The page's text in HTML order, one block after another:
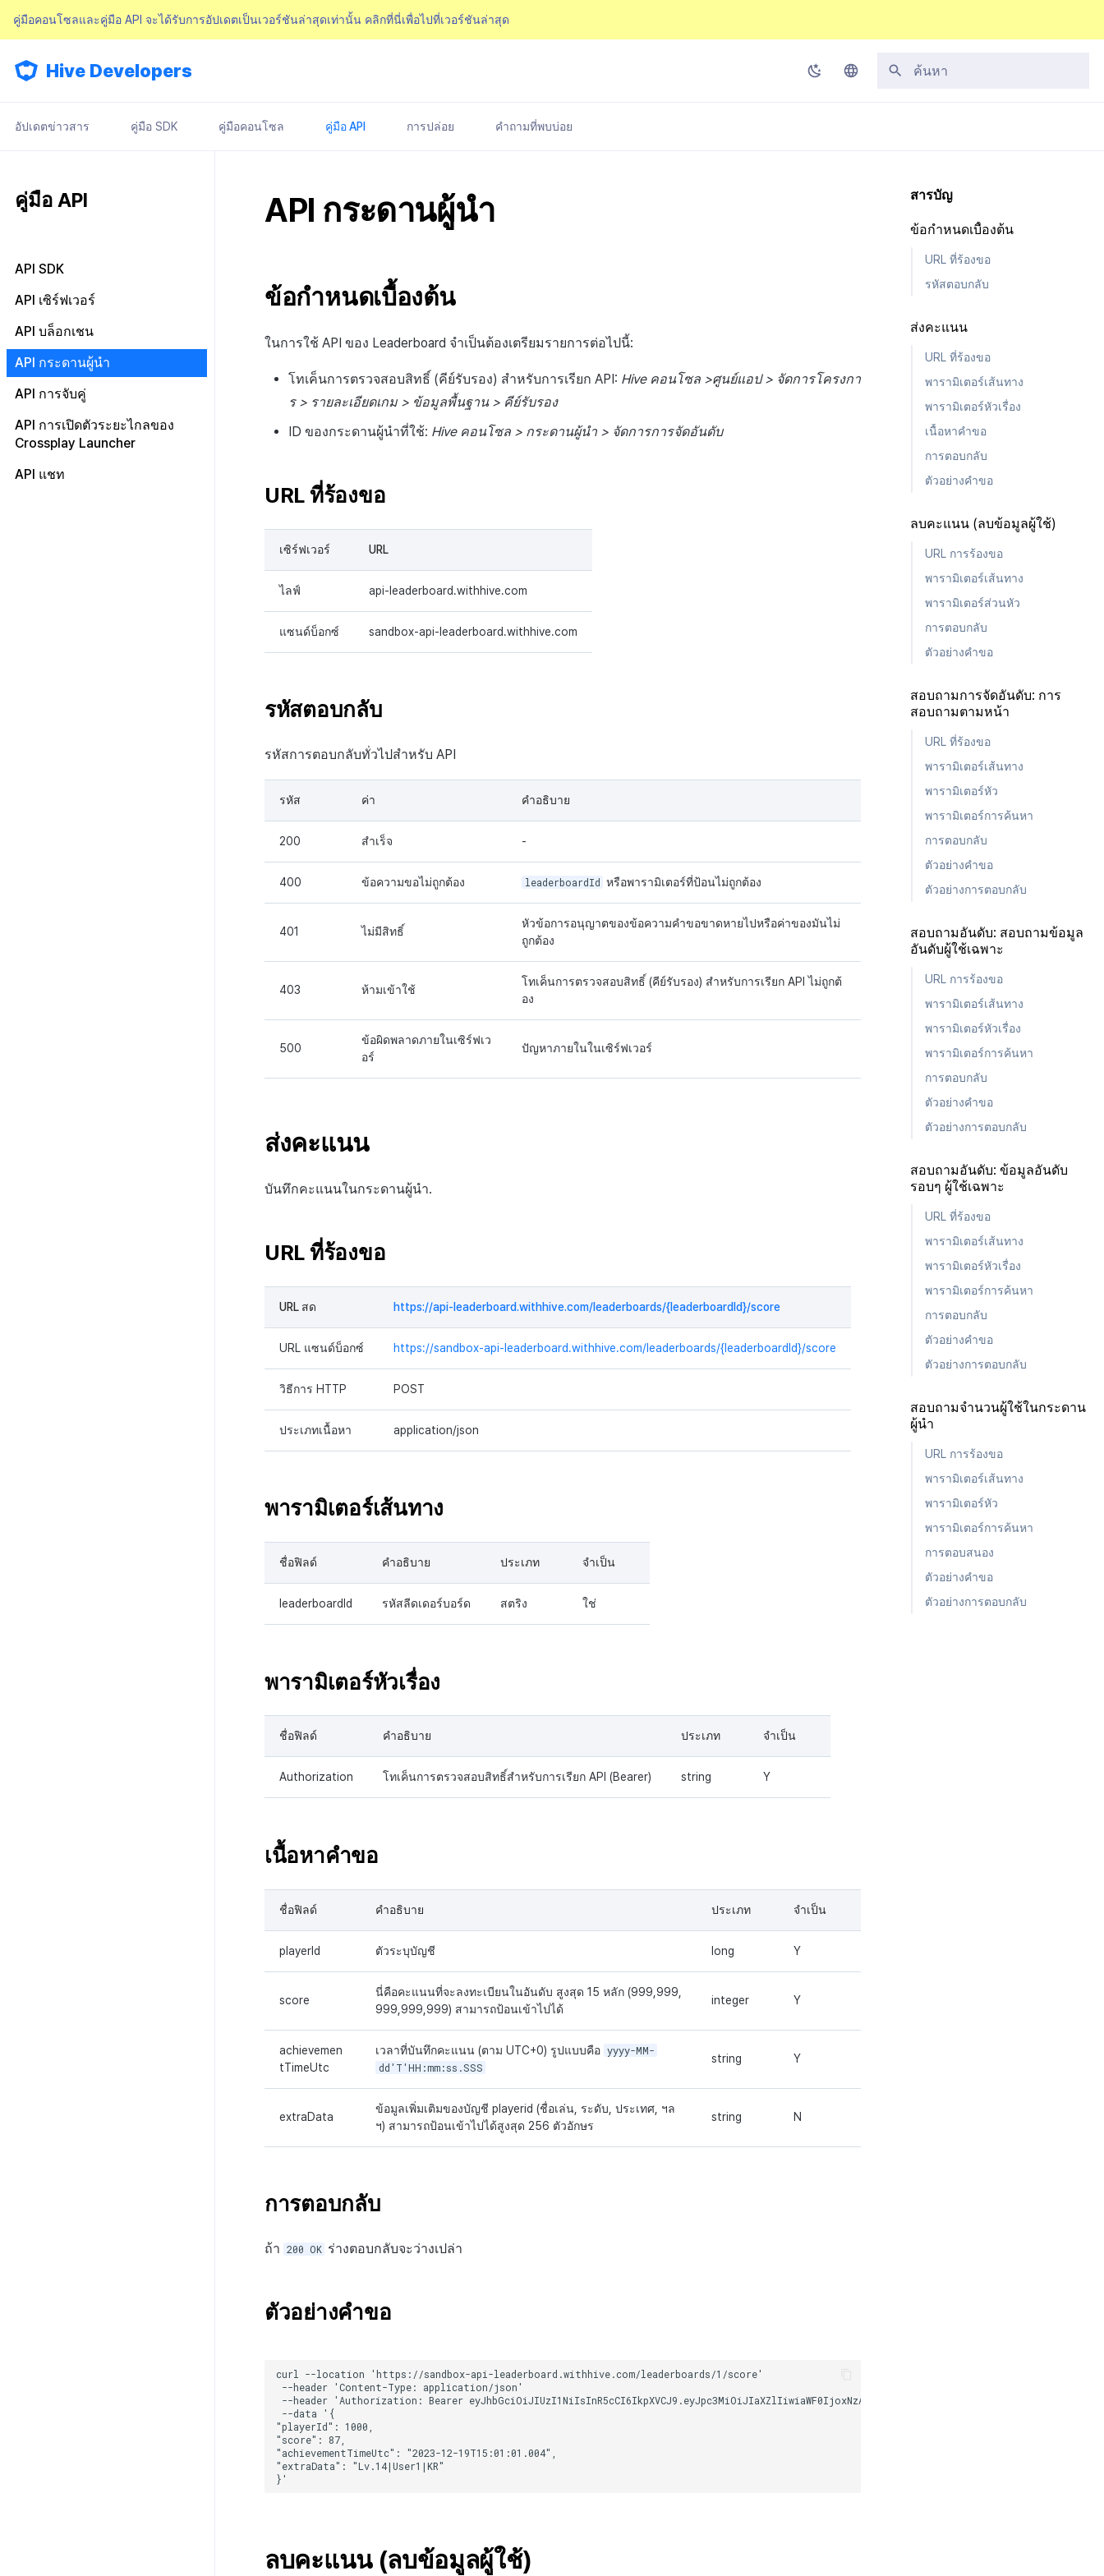
คู่มือคอนโซลและคู่มือ API จะได้รับการอัปเดตเป็นเวอร์ชันล่าสุดเท่านั้น คลิกที่นี่เพื่อไปที่เวอร์ชันล่าสุด
Hive Developers
อัปเดตข่าวสาร คู่มือ SDK คู่มือคอนโซล คู่มือ API การปล่อย คำถามที่พบบ่อย
คู่มือ API
API SDK
API ผลลัพธ์
API เซิร์ฟเวอร์
การตรวจสอบสิทธิ์
ค้นหารายการ IdP การตรวจสอบ
สิทธิ์ v4
การตรวจสอบโทเคนการตรวจ
สอบสิทธิ์ v4
การตรวจสอบสิทธิ์ v4 แบบ
กำหนดเอง
การลบบัญชีการตรวจสอบสิทธิ์
การเข้าสู่ระบบเว็บ
เริ่มต้นใช้งาน
โหลดหน้าล็อกอิน v2
โหลดหน้าล็อกอิน v1
ยืนยันการเข้าสู่ระบบเว็บ v2
ยืนยันการเข้าสู่ระบบเว็บ v1
การระงับการใช้งาน
ลงทะเบียนและยกเลิกการระงับ
การเริ่มต้นการจัดอันดับของผู้ใช้
ตรวจสอบข้อมูลผู้ใช้ที่ถูกบล็อก
โปรโมชั่น
การแจ้งเตือนการบรรลุ CPA
รายการแบนเนอร์
รายชื่อเพื่อนสำหรับ UA
การเรียกเก็บเงิน
ซิงค์กับรายการ
IAP v4 ตรวจสอบใบเสร็จการ
การแจ้งเตือน
OTP
เขตเวลา
API บล็อกเชน
API บล็อกเชนของ Hive
API Chain
API กระเป๋าเงิน
บล็อกเชน
API กระดานผู้นำ
API การจับคู่
API การเปิดตัวระยะไกลของ
Crossplay Launcher
API แชท
สารบัญ
ข้อกำหนดเบื้องต้น
URL ที่ร้องขอ
รหัสตอบกลับ
ส่งคะแนน
URL ที่ร้องขอ
พารามิเตอร์เส้นทาง
พารามิเตอร์หัวเรื่อง
เนื้อหาคำขอ
การตอบกลับ
ตัวอย่างคำขอ
ลบคะแนน (ลบข้อมูลผู้ใช้)
URL การร้องขอ
พารามิเตอร์เส้นทาง
พารามิเตอร์ส่วนหัว
การตอบกลับ
ตัวอย่างคำขอ
สอบถามการจัดอันดับ: การ
สอบถามตามหน้า
URL ที่ร้องขอ
พารามิเตอร์เส้นทาง
พารามิเตอร์หัว
พารามิเตอร์การค้นหา
การตอบกลับ
ตัวอย่างคำขอ
ตัวอย่างการตอบกลับ
สอบถามอันดับ: สอบถามข้อมูล
อันดับผู้ใช้เฉพาะ
URL การร้องขอ
พารามิเตอร์เส้นทาง
พารามิเตอร์หัวเรื่อง
พารามิเตอร์การค้นหา
การตอบกลับ
ตัวอย่างคำขอ
ตัวอย่างการตอบกลับ
สอบถามอันดับ: ข้อมูลอันดับ
รอบๆ ผู้ใช้เฉพาะ
URL ที่ร้องขอ
พารามิเตอร์เส้นทาง
พารามิเตอร์หัวเรื่อง
พารามิเตอร์การค้นหา
การตอบกลับ
ตัวอย่างคำขอ
ตัวอย่างการตอบกลับ
สอบถามจำนวนผู้ใช้ในกระดาน
ผู้นำ
URL การร้องขอ
พารามิเตอร์เส้นทาง
พารามิเตอร์หัว
พารามิเตอร์การค้นหา
การตอบสนอง
ตัวอย่างคำขอ
ตัวอย่างการตอบกลับ
API กระดานผู้นำ
ข้อกำหนดเบื้องต้น
ในการใช้ API ของ Leaderboard จำเป็นต้องเตรียมรายการต่อไปนี้:
โทเค็นการตรวจสอบสิทธิ์ (คีย์รับรอง) สำหรับการเรียก API: Hive คอนโซล >ศูนย์แอป > จัดการโครงกา
ร > รายละเอียดเกม > ข้อมูลพื้นฐาน > คีย์รับรอง
ID ของกระดานผู้นำที่ใช้: Hive คอนโซล > กระดานผู้นำ > จัดการการจัดอันดับ
URL ที่ร้องขอ
เซิร์ฟเวอร์ URL
ไลฟ์ api-leaderboard.withhive.com
แซนด์บ็อกซ์ sandbox-api-leaderboard.withhive.com
รหัสตอบกลับ
รหัสการตอบกลับทั่วไปสำหรับ API
รหัส ค่า คำอธิบาย
200 สำเร็จ -
400 ข้อความขอไม่ถูกต้อง leaderboardId หรือพารามิเตอร์ที่ป้อนไม่ถูกต้อง
401 ไม่มีสิทธิ์
หัวข้อการอนุญาตของข้อความคำขอขาดหายไปหรือค่าของมันไม่
ถูกต้อง
403 ห้ามเข้าใช้
โทเค็นการตรวจสอบสิทธิ์ (คีย์รับรอง) สำหรับการเรียก API ไม่ถูกต้
อง
500
ข้อผิดพลาดภายในเซิร์ฟเว
อร์
ปัญหาภายในในเซิร์ฟเวอร์
ส่งคะแนน
บันทึกคะแนนในกระดานผู้นำ.
URL ที่ร้องขอ
URL สด https://api-leaderboard.withhive.com/leaderboards/{leaderboardId}/score
URL แซนด์บ็อกซ์ https://sandbox-api-leaderboard.withhive.com/leaderboards/{leaderboardId}/score
วิธีการ HTTP POST
ประเภทเนื้อหา application/json
พารามิเตอร์เส้นทาง
ชื่อฟิลด์ คำอธิบาย ประเภท จำเป็น
leaderboardId รหัสลีดเดอร์บอร์ด สตริง ใช่
พารามิเตอร์หัวเรื่อง
ชื่อฟิลด์ คำอธิบาย ประเภท จำเป็น
Authorization โทเค็นการตรวจสอบสิทธิ์สำหรับการเรียก API (Bearer) string Y
เนื้อหาคำขอ
ชื่อฟิลด์ คำอธิบาย ประเภท จำเป็น
playerId ตัวระบุบัญชี long Y
score
นี่คือคะแนนที่จะลงทะเบียนในอันดับ สูงสุด 15 หลัก (999,999,
999,999,999) สามารถป้อนเข้าไปได้
integer Y
achievemen
tTimeUtc
เวลาที่บันทึกคะแนน (ตาม UTC+0) รูปแบบคือ yyyy-MM-
dd'T'HH:mm:ss.SSS
string Y
extraData
ข้อมูลเพิ่มเติมของบัญชี playerid (ชื่อเล่น, ระดับ, ประเทศ, ฯล
ฯ) สามารถป้อนเข้าไปได้สูงสุด 256 ตัวอักษร
string N
การตอบกลับ
ถ้า 200 OK ร่างตอบกลับจะว่างเปล่า
ตัวอย่างคำขอ
ลบคะแนน (ลบข้อมูลผู้ใช้)